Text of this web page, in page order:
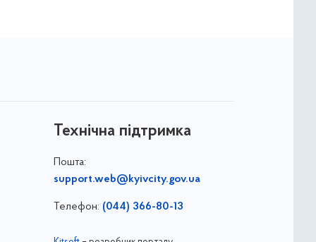
Технічна підтримка
Пошта:
support.web@kyivcity.gov.ua
Телефон: (044) 366-80-13